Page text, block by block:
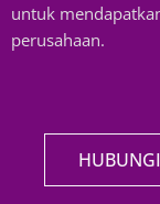
untuk
perusahaan.